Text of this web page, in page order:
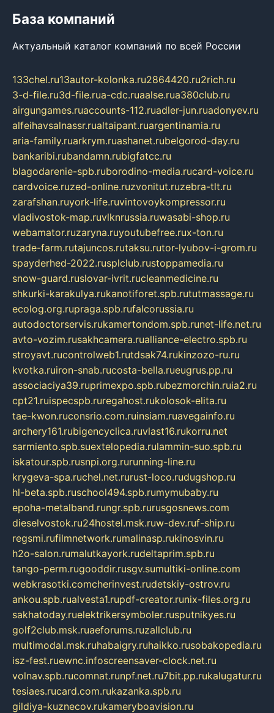
База компаний
Актуальный каталог компаний по всей России
133chel.ru13autor-kolonka.ru2864420.ru2rich.ru
3-d-file.ru3d-file.rua-cdc.ruaalse.rua380club.ru
airgungames.ruaccounts-112.ruadler-jun.ruadonyev.ru
alfeihavsalnassr.rualtaipant.ruargentinamia.ru
aria-family.ruarkrym.ruashanet.rubelgorod-day.ru
bankaribi.rubandamn.rubigfatcc.ru
blagodarenie-spb.ruborodino-media.rucard-voice.ru
cardvoice.ruzed-online.ruzvonitut.ruzebra-tlt.ru
zarafshan.ruyork-life.ruvintovoykompressor.ru
vladivostok-map.ruvlknrussia.ruwasabi-shop.ru
webamator.ruzaryna.ruyoutubefree.rux-ton.ru
trade-farm.rutajuncos.rutaksu.rutor-lyubov-i-grom.ru
spayderhed-2022.rusplclub.rustoppamedia.ru
snow-guard.ruslovar-ivrit.rucleanmedicine.ru
shkurki-karakulya.rukanotiforet.spb.rututmassage.ru
ecolog.org.rupraga.spb.rufalcorussia.ru
autodoctorservis.rukamertondom.spb.runet-life.net.ru
avto-vozim.rusakhcamera.rualliance-electro.spb.ru
stroyavt.rucontrolweb1.rutdsak74.rukinzozo-ru.ru
kvotka.ruiron-snab.rucosta-bella.rueugrus.pp.ru
associaciya39.ruprimexpo.spb.rubezmorchin.ruia2.ru
cpt21.ruispecspb.ruregahost.rukolosok-elita.ru
tae-kwon.ruconsrio.com.ruinsiam.ruavegainfo.ru
archery161.rubigencyclica.ruvlast16.rukorru.net
sarmiento.spb.suextelopedia.rulammin-suo.spb.ru
iskatour.spb.rusnpi.org.rurunning-line.ru
krygeva-spa.ruchel.net.rurust-loco.rudugshop.ru
hl-beta.spb.ruschool494.spb.rumymubaby.ru
epoha-metalband.rungr.spb.rurusgosnews.com
dieselvostok.ru24hostel.msk.ruw-dev.ruf-ship.ru
regsmi.rufilmnetwork.rumalinasp.rukinosvin.ru
h2o-salon.rumalutkayork.rudeltaprim.spb.ru
tango-perm.rugooddir.rusgv.sumultiki-online.com
webkrasotki.comcherinvest.rudetskiy-ostrov.ru
ankou.spb.rualvesta1.rupdf-creator.runix-files.org.ru
sakhatoday.ruelektrikersymboler.rusputnikyes.ru
golf2club.msk.ruaeforums.ruzallclub.ru
multimodal.msk.ruhabaigry.ruhaikko.rusobakopedia.ru
isz-fest.ruewnc.infoscreensaver-clock.net.ru
volnav.spb.rucomnat.runpf.net.ru7bit.pp.rukalugatur.ru
tesiaes.rucard.com.rukazanka.spb.ru
gildiya-kuznecov.rukameryboavision.ru